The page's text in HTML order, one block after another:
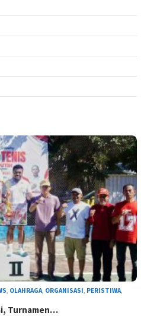
, OLAHRAGA, ORGANISASI, PERISTIWA,
Turnamen…